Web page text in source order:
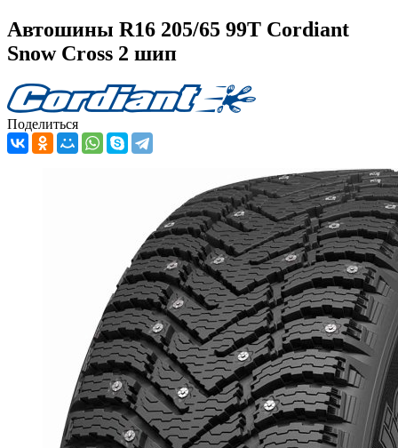
Автошины R16 205/65 99T Cordiant
Snow Cross 2 шип
Поделиться